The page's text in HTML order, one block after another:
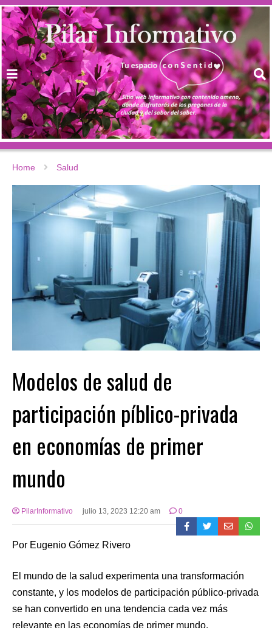
Home Salud
Modelos de salud de
participación píblico-privada
en economías de primer
mundo
PilarInformativo julio 13, 2023 12:20 am 0
Por Eugenio Gómez Rivero
El mundo de la salud experimenta una transformación
constante, y los modelos de participación público-privada
se han convertido en una tendencia cada vez más
relevante en las economías de primer mundo.